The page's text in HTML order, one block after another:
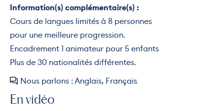
Information(s) complémentaire(s) :
Cours de langues limités à 8 personnes
pour une meilleure progression.
Encadrement 1 animateur pour 5 enfants
Plus de 30 nationalités différentes.
Nous parlons : Anglais, Français
En vidéo